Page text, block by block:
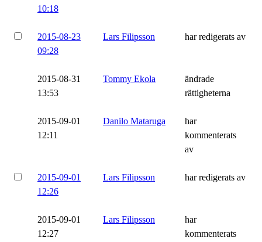
10:18
2015-08-23
09:28
Lars Filipsson har redigerats av
2015-08-31
13:53
Tommy Ekola
ändrade
rättigheterna
2015-09-01
12:11
Danilo Mataruga
har
kommenterats
av
2015-09-01
12:26
Lars Filipsson har redigerats av
2015-09-01
12:27
Lars Filipsson
har
kommenterats